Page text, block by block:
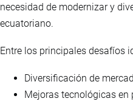
necesidad de modernizar y
ecuatoriano.
Entre los principales desafíos
Diversificación de
Mejoras tecnológicas en